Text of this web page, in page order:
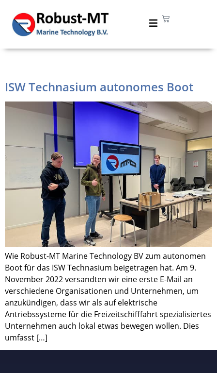
ISW Technasium autonomes Boot
Wie Robust-MT Marine Technology BV zum autonomen
Boot für das ISW Technasium beigetragen hat. Am 9.
November 2022 versandten wir eine erste E-Mail an
verschiedene Organisationen und Unternehmen, um
anzukündigen, dass wir als auf elektrische
Antriebssysteme für die Freizeitschifffahrt spezialisiertes
Unternehmen auch lokal etwas bewegen wollen. Dies
umfasst […]